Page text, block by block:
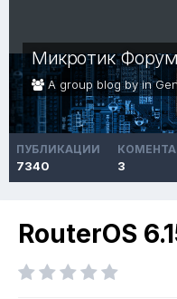
Микротик
A group blog by in
ПУБЛИКАЦИИ
7340 3
RouterOS